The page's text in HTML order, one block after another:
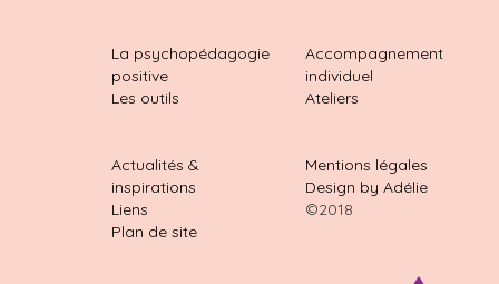
La psychopédagogie
positive
Les outils
Accompagnement
individuel
Ateliers
Actualités &
inspirations
Liens
Plan de site
Mentions légales
Design by Adélie
©2018